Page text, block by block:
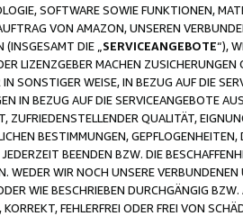
SOFTWARE SOWIE FUNKTIONEN,
VON AMAZON, UNSEREN
DIE „ SERVICEANGEBOTE“),
LIZENZGEBER MACHEN
SONSTIGER WEISE, IN BEZUG AUF DIE
IN BEZUG AUF DIE SERVICEANGEBOTE
ZUFRIEDENSTELLENDER QUALITÄT,
BESTIMMUNGEN,
BEENDEN BZW. DIE
WEDER WIR NOCH UNSERE
WIE BESCHRIEBEN DURCHGÄNGIG
FEHLERFREI ODER FREI VON